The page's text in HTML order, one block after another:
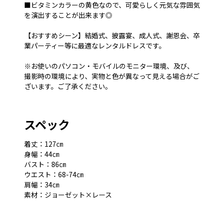
■ビタミンカラーの黄色なので、可愛らしく元気な雰囲気
を演出することが出来ます◎
【おすすめシーン】結婚式、披露宴、成人式、謝恩会、卒
業パーティー等に最適なレンタルドレスです。
※お使いのパソコン・モバイルのモニター環境、及び、
撮影時の環境により、実物と色が異なって見える場合がご
ざいます。ご了承ください。
スペック
着丈：127㎝
身幅：44㎝
バスト：86㎝
ウエスト：68-74㎝
肩幅：34㎝
素材：ジョーゼット×レース